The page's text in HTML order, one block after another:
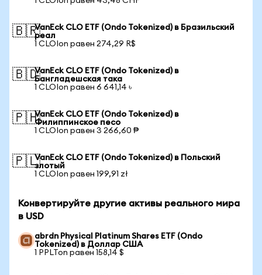
🇧🇷VanEck CLO ETF (Ondo Tokenized) в Бразильский
реал
1 CLOIon равен 274,29 R$
🇧🇩VanEck CLO ETF (Ondo Tokenized) в
Бангладешская така
1 CLOIon равен 6 641,14 ৳
🇵🇭VanEck CLO ETF (Ondo Tokenized) в
Филиппинское песо
1 CLOIon равен 3 266,60 ₱
🇵🇱VanEck CLO ETF (Ondo Tokenized) в Польский
злотый
1 CLOIon равен 199,91 zł
Конвертируйте другие активы реального мира
в USD
abrdn Physical Platinum Shares ETF (Ondo
Tokenized) в Доллар США
1 PPLTon равен 158,14 $